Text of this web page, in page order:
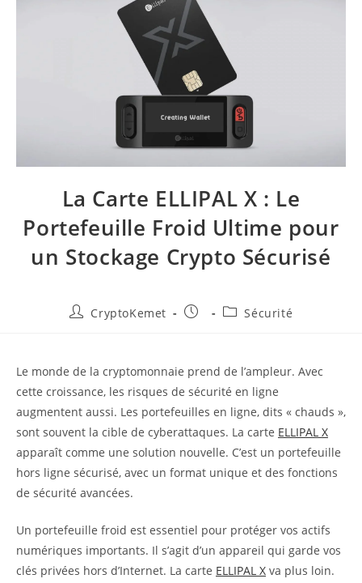
La Carte ELLIPAL X : Le
Portefeuille Froid Ultime pour
un Stockage Crypto Sécurisé
Auteur/autrice
CryptoKemet
Publication
PostSécurité
Le monde de la cryptomonnaie prend de l’ampleur. Avec
cette croissance, les risques de sécurité en ligne
augmentent aussi. Les portefeuilles en ligne, dits « chauds »,
sont souvent la cible de cyberattaques. La carte ELLIPAL X
apparaît comme une solution nouvelle. C’est un portefeuille
hors ligne sécurisé, avec un format unique et des fonctions
de sécurité avancées.
Un portefeuille froid est essentiel pour protéger vos actifs
numériques importants. Il s’agit d’un appareil qui garde vos
clés privées hors d’Internet. La carte ELLIPAL X va plus loin.